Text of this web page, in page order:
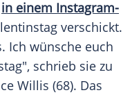
in einem Instagram-
verschickt.
Ich wünsche euch
schrieb sie zu
Willis (68). Das